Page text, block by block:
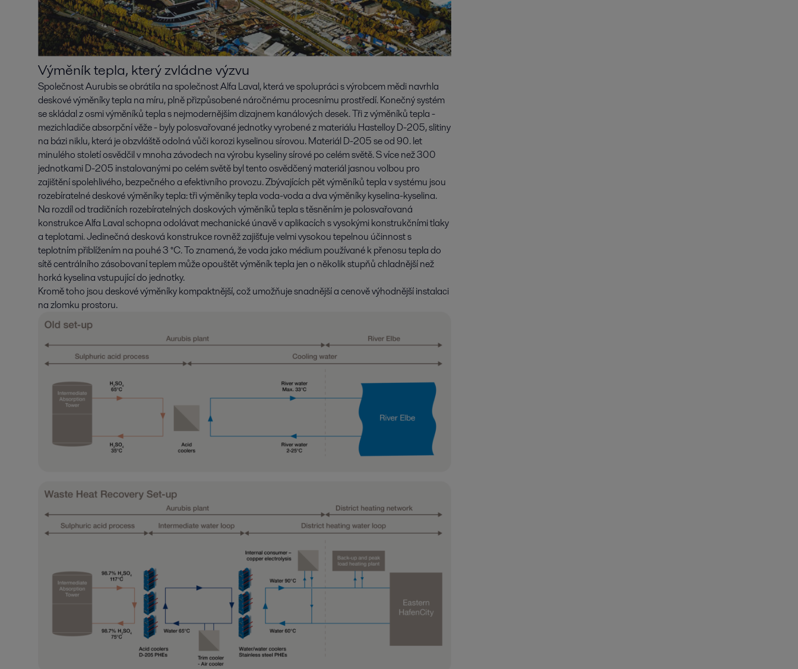
Výměník tepla, který zvládne výzvu
Společnost Aurubis se obrátila na společnost Alfa Laval, která ve spolupráci s výrobcem mědi navrhla
deskové výměníky tepla na míru, plně přizpůsobené náročnému procesnímu prostředí. Konečný systém
se skládal z osmi výměníků tepla s nejmodernějším dizajnem kanálových desek. Tři z výměníků tepla -
mezichladiče absorpční věže - byly polosvařované jednotky vyrobené z materiálu Hastelloy D-205, slitiny
na bázi niklu, která je obzvláště odolná vůči korozi kyselinou sírovou. Materiál D-205 se od 90. let
minulého století osvědčil v mnoha závodech na výrobu kyseliny sírové po celém světě. S více než 300
jednotkami D-205 instalovanými po celém světě byl tento osvědčený materiál jasnou volbou pro
zajištění spolehlivého, bezpečného a efektivního provozu. Zbývajících pět výměníků tepla v systému jsou
rozebíratelné deskové výměníky tepla: tři výměníky tepla voda-voda a dva výměníky kyselina-kyselina.
Na rozdíl od tradičních rozebíratelných doskových výměníků tepla s těsněním je polosvařovaná
konstrukce Alfa Laval schopna odolávat mechanické únavě v aplikacích s vysokými konstrukčními tlaky
a teplotami. Jedinečná desková konstrukce rovněž zajišťuje velmi vysokou tepelnou účinnost s
teplotním přiblížením na pouhé 3 °C. To znamená, že voda jako médium používané k přenosu tepla do
sítě centrálního zásobovaní teplem může opouštět výměník tepla jen o několik stupňů chladnější než
horká kyselina vstupující do jednotky.
Kromě toho jsou deskové výměníky kompaktnější, což umožňuje snadnější a cenově výhodnější instalaci
na zlomku prostoru.